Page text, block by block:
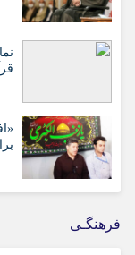
فرهنگـی